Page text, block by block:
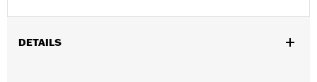
DETAILS